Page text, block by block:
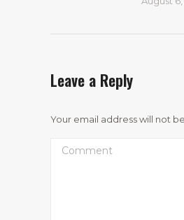
Leave a Reply
Your email address will not
Comment